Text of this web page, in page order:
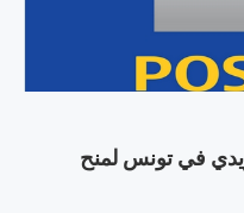
في تونس لمنح